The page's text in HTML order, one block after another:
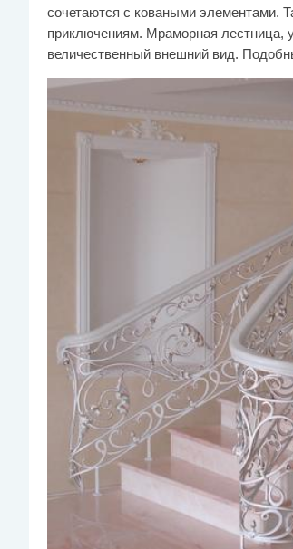
сочетаются с коваными элементами.
приключениям. Мраморная лестница,
величественный внешний вид.